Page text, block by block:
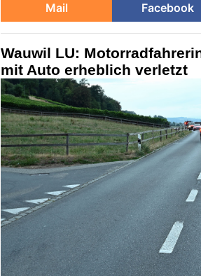
Mail
Facebook
Wauwil LU:
mit Auto erheblich verletzt